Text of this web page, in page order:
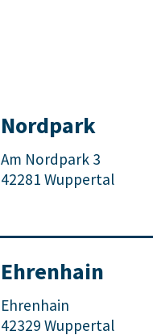
Nordpark
Am Nordpark 3
42281 Wuppertal
Ehrenhain
Ehrenhain
42329 Wuppertal